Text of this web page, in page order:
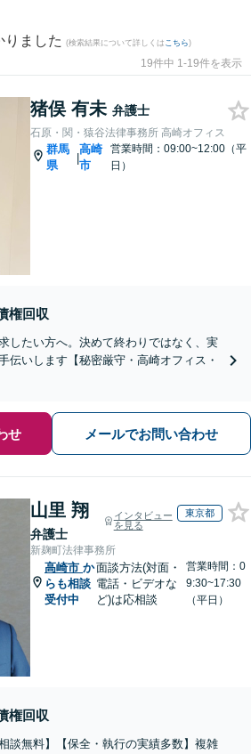
りました (検索結果について詳しくは こちら)
19件中 1-19件を表示
猪俣 有未 弁護士
石原・関・猿谷法律事務所 高崎オフィス
群馬
県
|
高崎
市
営業時間：09:00~12:00（平
日）
権回収
したい方へ。決めて終わりではなく、実
伝いします【秘密厳守・高崎オフィス・
せ メールでお問い合わせ
山里 翔
弁護士
インタビュー
を見る
東京都
新麹町法律事務所
高崎市 か
らも相談
受付中
面談方法(対面・
電話・ビデオな
ど)は応相談
営業時間：0
9:30~17:30
（平日）
権回収
談無料】【保全・執行の実績多数】複雑